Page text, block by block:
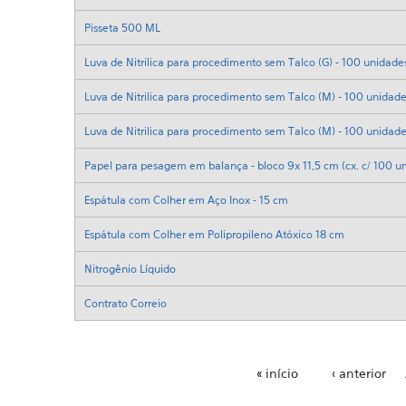
Pisseta 500 ML
Luva de Nitrilica para procedimento sem Talco (G) - 100
Luva de Nitrilica para procedimento sem Talco (M) - 100
Luva de Nitrilica para procedimento sem Talco (M) - 100
Papel para pesagem em balança - bloco 9x 11,5 cm (cx. c/ 100
Espátula com Colher em Aço Inox - 15 cm
Espátula com Colher em Polipropileno Atóxico 18 cm
Nitrogênio Líquido
Contrato Correio
« início ‹ anterior